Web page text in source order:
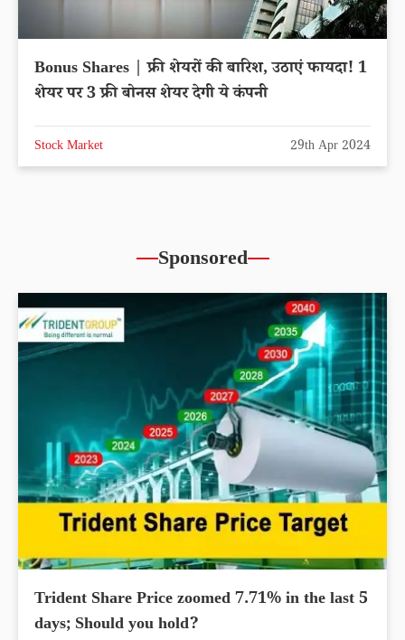
Bonus Shares | फ्री शेयरों की बारिश, उठाएं फायदा! 1
शेयर पर 3 फ्री बोनस शेयर देगी ये कंपनी
Stock Market 29th Apr 2024
Sponsored
Trident Share Price zoomed 7.71% in the last 5
days; Should you hold?